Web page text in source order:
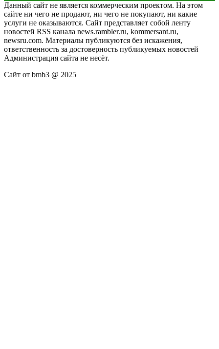
Данный сайт не является коммерческим проектом. На этом
сайте ни чего не продают, ни чего не покупают, ни какие
услуги не оказываются. Сайт представляет собой ленту
новостей RSS канала news.rambler.ru, kommersant.ru,
newsru.com. Материалы публикуются без искажения,
ответственность за достоверность публикуемых новостей
Администрация сайта не несёт.
Сайт от bmb3 @ 2025